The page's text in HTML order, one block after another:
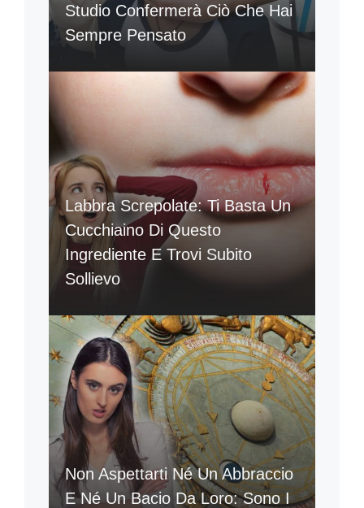
Studio Confermerà Ciò Che Hai
Sempre Pensato
Labbra Screpolate: Ti Basta Un
Cucchiaino Di Questo
Ingrediente E Trovi Subito
Sollievo
Non Aspettarti Né Un Abbraccio
E Né Un Bacio Da Loro: Sono I